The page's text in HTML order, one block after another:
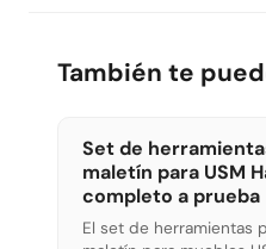
También te
Set de
maletín para USM
completo a prueba
El set de herramientas